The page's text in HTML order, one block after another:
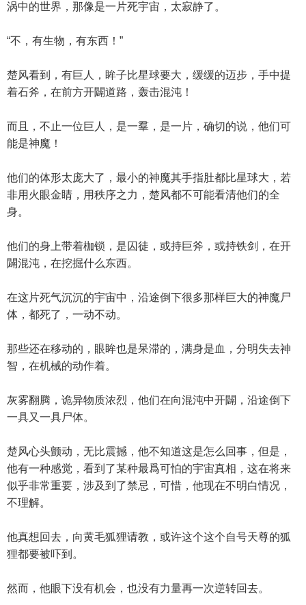
涡中的世界，那像是一片死宇宙，太寂静了。
“不，有生物，有东西！”
楚风看到，有巨人，眸子比星球要大，缓缓的迈步，手中提
着石斧，在前方开闢道路，轰击混沌！
而且，不止一位巨人，是一羣，是一片，确切的说，他们可
能是神魔！
他们的体形太庞大了，最小的神魔其手指肚都比星球大，若
非用火眼金睛，用秩序之力，楚风都不可能看清他们的全
身。
他们的身上带着枷锁，是囚徒，或持巨斧，或持铁剑，在开
闢混沌，在挖掘什么东西。
在这片死气沉沉的宇宙中，沿途倒下很多那样巨大的神魔尸
体，都死了，一动不动。
那些还在移动的，眼眸也是呆滞的，满身是血，分明失去神
智，在机械的动作着。
灰雾翻腾，诡异物质浓烈，他们在向混沌中开闢，沿途倒下
一具又一具尸体。
楚风心头颤动，无比震撼，他不知道这是怎么回事，但是，
他有一种感觉，看到了某种最爲可怕的宇宙真相，这在将来
似乎非常重要，涉及到了禁忌，可惜，他现在不明白情况，
不理解。
他真想回去，向黄毛狐狸请教，或许这个这个自号天尊的狐
狸都要被吓到。
然而，他眼下没有机会，也没有力量再一次逆转回去。